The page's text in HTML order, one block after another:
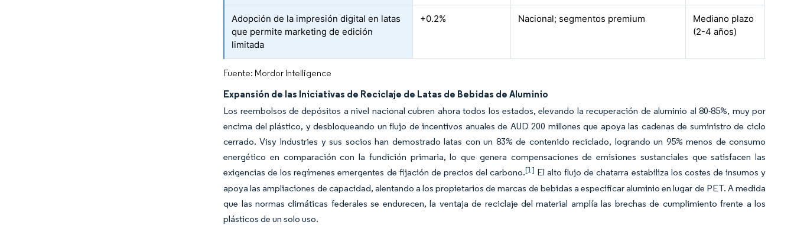
Adopción de la impresión digital en latas
que permite marketing de edición
limitada
+0.2% Nacional; segmentos premium
Mediano plazo
(2-4 años)
Fuente: Mordor Intelligence
Expansión de las Iniciativas de Reciclaje de Latas de Bebidas de Aluminio
Los reembolsos de depósitos a nivel nacional cubren ahora todos los estados, elevando la recuperación de aluminio al 80-85%, muy por
encima del plástico, y desbloqueando un flujo de incentivos anuales de AUD 200 millones que apoya las cadenas de suministro de ciclo
cerrado. Visy Industries y sus socios han demostrado latas con un 83% de contenido reciclado, logrando un 95% menos de consumo
energético en comparación con la fundición primaria, lo que genera compensaciones de emisiones sustanciales que satisfacen las
exigencias de los regímenes emergentes de fijación de precios del carbono.[1] El alto flujo de chatarra estabiliza los costes de insumos y
apoya las ampliaciones de capacidad, alentando a los propietarios de marcas de bebidas a especificar aluminio en lugar de PET. A medida
que las normas climáticas federales se endurecen, la ventaja de reciclaje del material amplía las brechas de cumplimiento frente a los
plásticos de un solo uso.